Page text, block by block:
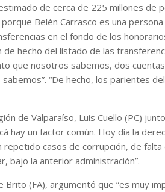
de cerca de 225 millones de
Belén Carrasco es una
en el fondo de los
de hecho del listado de las
que nosotros sabemos, dos
“De hecho, los parientes
de Valparaíso, Luis Cuello (PC)
hay un factor común. Hoy día la
casos de corrupción, de
bajo la anterior administración”.
Brito (FA), argumentó que “es muy